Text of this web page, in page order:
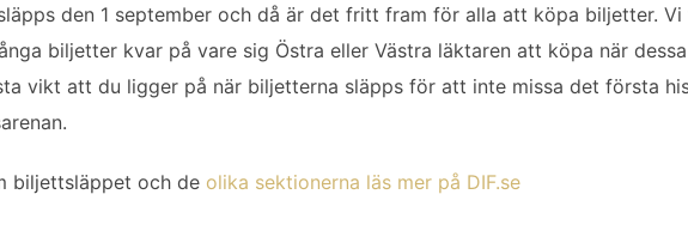
den 1 september och då är det fritt fram för alla att köpa biljetter.
biljetter kvar på vare sig Östra eller Västra läktaren att köpa när
vikt att du ligger på när biljetterna släpps för att inte missa det första
biljettsläppet och de olika sektionerna läs mer på DIF.se